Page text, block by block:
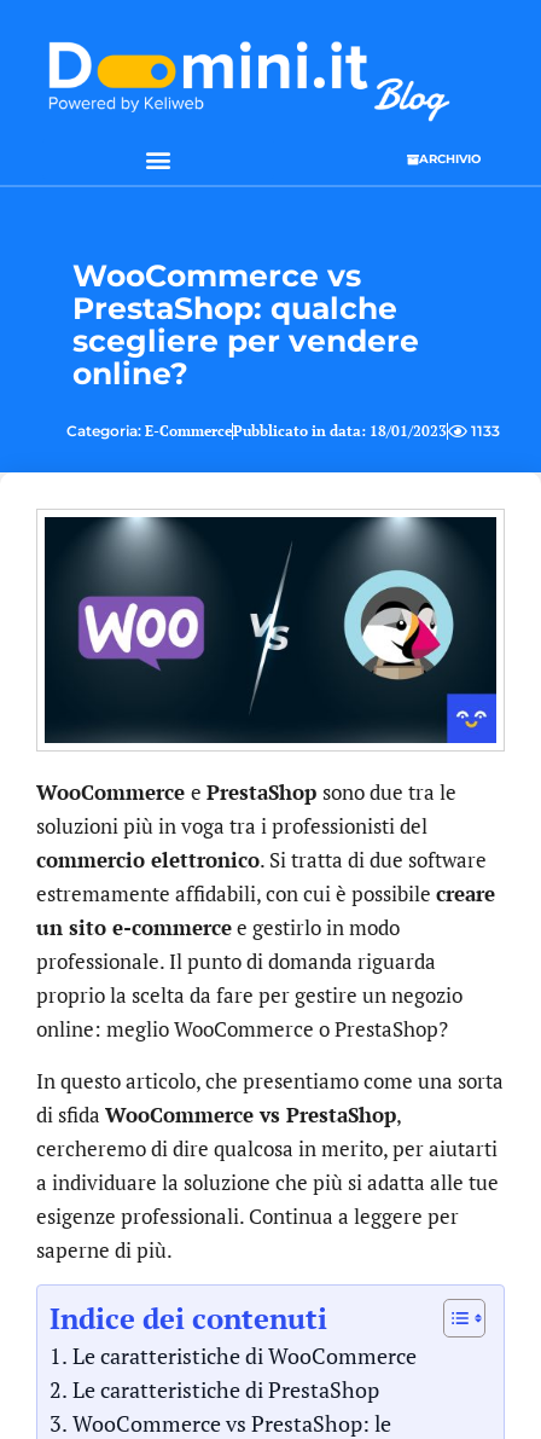
ARCHIVIO
WooCommerce vs
PrestaShop: qualche
scegliere per vendere
online?
Categoria: E-CommercePubblicato in data: 18/01/2023 1133
WooCommerce e PrestaShop sono due tra le
soluzioni più in voga tra i professionisti del
commercio elettronico. Si tratta di due software
estremamente affidabili, con cui è possibile creare
un sito e-commercee gestirlo in modo
professionale. Il punto di domanda riguarda
proprio la scelta da fare per gestire un negozio
online: meglio WooCommerce o PrestaShop?
In questo articolo, che presentiamo come una sorta
di sfida WooCommerce vs PrestaShop,
cercheremo di dire qualcosa in merito, per aiutarti
a individuare la soluzione che più si adatta alle tue
esigenze professionali. Continua a leggere per
saperne di più.
Indice dei contenuti
Le caratteristiche di WooCommerce
Le caratteristiche di PrestaShop
WooCommerce vs PrestaShop: le